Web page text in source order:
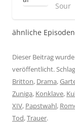
Sour
ähnliche
Dieser Beitrag
veröffentlicht.
Britton, Drama,
Zuniga, Konklave,
XIV, Papstwahl,
Tod,Trauer.